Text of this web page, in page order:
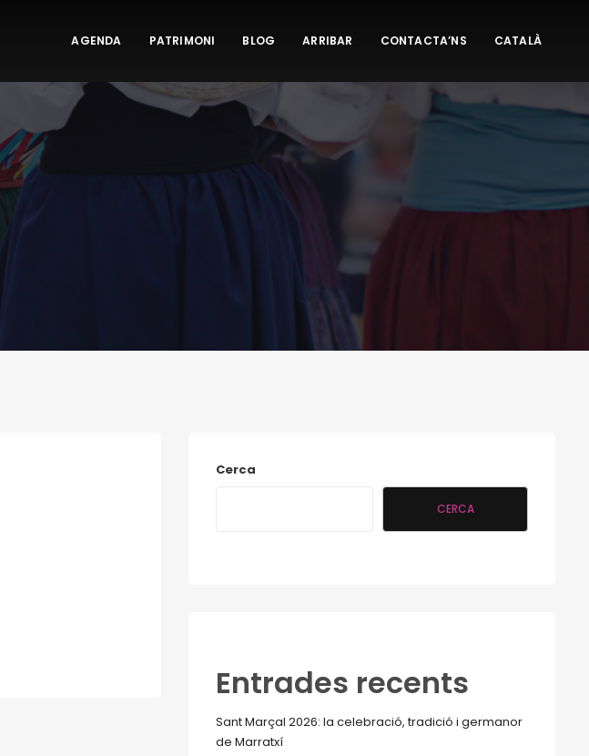
AGENDA PATRIMONI BLOG ARRIBAR CONTACTA’NS CATALÀ
Cerca
CERCA
Entrades recents
Sant Marçal 2026: la celebració, tradició i germanor
de Marratxí